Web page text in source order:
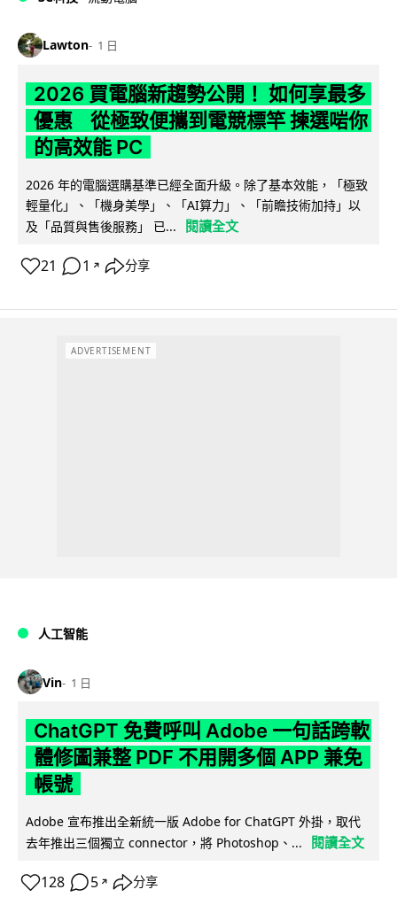
Lawton 1 日
2026 買電腦新趨勢公開！ 如何享最多
優惠 從極致便攜到電競標竿 揀選啱你
的高效能 PC
2026 年的電腦選購基準已經全面升級。除了基本效能，「極致
輕量化」、「機身美學」、「AI算力」、「前瞻技術加持」以
及「品質與售後服務」 已...
閱讀全文
21 1 ↗ 分享
ADVERTISEMENT
人工智能
Vin 1 日
ChatGPT 免費呼叫 Adobe 一句話跨軟
體修圖兼整 PDF 不用開多個 APP 兼免
帳號
Adobe 宣布推出全新統一版 Adobe for ChatGPT 外掛，取代
去年推出三個獨立 connector，將 Photoshop、...
閱讀全文
128 5 ↗ 分享